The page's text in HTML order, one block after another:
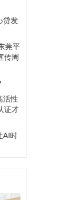
贷发
莞平
传周
活性
证才
AI时